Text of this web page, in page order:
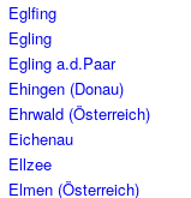
Eglfing
Egling
Egling a.d.Paar
Ehingen (Donau)
Ehrwald (Österreich)
Eichenau
Ellzee
Elmen (Österreich)